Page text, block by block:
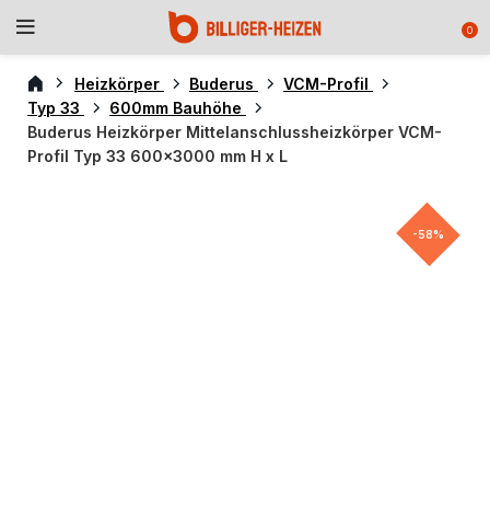
0
Heizkörper Buderus
VCM-Profil
Typ 33
600mm Bauhöhe
Buderus Heizkörper Mittelanschlussheizkörper VCM-
Profil Typ 33 600×3000 mm H x L
-58%